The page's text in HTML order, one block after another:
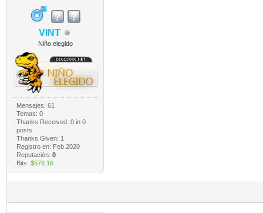
VINT
Niño elegido
Mensajes: 61
Temas: 0
Thanks Received: 0in 0
posts
Thanks Given: 1
Registro en: Feb 2020
Reputación: 0
Bits: $576.16